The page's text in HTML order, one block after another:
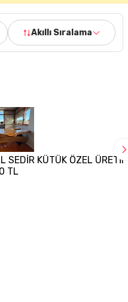
Akıllı Sıralama
SEDİR KÜTÜK ÖZEL
TL